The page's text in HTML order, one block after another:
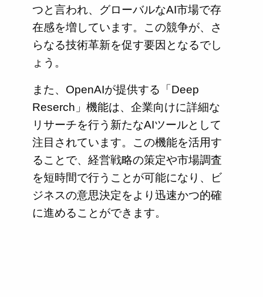
つと言われ、グローバルなAI市場で存
在感を増しています。この競争が、さ
らなる技術革新を促す要因となるでし
ょう。
また、OpenAIが提供する「Deep
Reserch」機能は、企業向けに詳細な
リサーチを行う新たなAIツールとして
注目されています。この機能を活用す
ることで、経営戦略の策定や市場調査
を短時間で行うことが可能になり、ビ
ジネスの意思決定をより迅速かつ的確
に進めることができます。